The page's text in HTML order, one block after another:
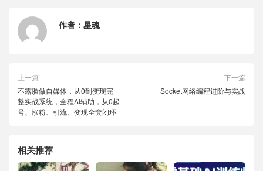
作者： 星魂
上一篇
不露脸做自媒体，从0到变现完
整实战系统，全程AI辅助，从0起
号、涨粉、引流、变现全套闭环
下一篇
Socket网络编程进阶与实战
相关推荐